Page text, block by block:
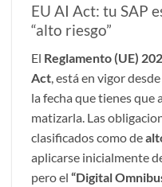
EU AI Act: tu SAP
“alto riesgo”
El Reglamento (UE)
Act , está en vigor
la fecha que tienes
matizarla. Las
clasificados como de
aplicarse inicialmente
pero el “Digital